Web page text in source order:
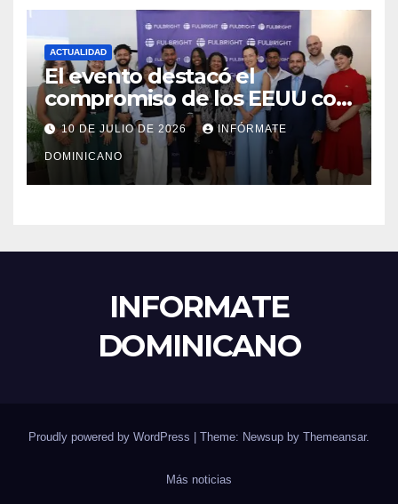
ACTUALIDAD
El evento destacó el
compromiso de los EEUU con
el liderazgo, la innovación y la
excelencia académica por
más de ocho décadas.
10 DE JULIO DE 2026 INFÓRMATE
DOMINICANO
INFORMATE
DOMINICANO
Proudly powered by WordPress Theme: Newsup by Themeansar.
Más noticias